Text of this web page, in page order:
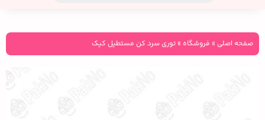
صفحه اصلی » فروشگاه » توری سرد کن مستطیل کیک